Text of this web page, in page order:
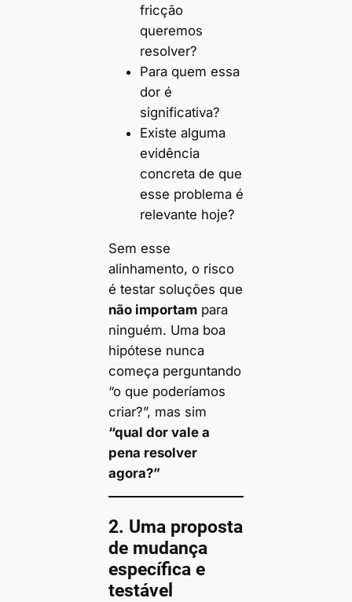
fricção
queremos
resolver?
Para quem essa
dor é
significativa?
Existe alguma
evidência
concreta de que
esse problema é
relevante hoje?
Sem esse
alinhamento, o risco
é testar soluções que
não importampara
ninguém. Uma boa
hipótese nunca
começa perguntando
“o que poderíamos
criar?”, mas sim
“qual dor vale a
pena resolver
agora?”
2. Uma proposta
de mudança
específica e
testável